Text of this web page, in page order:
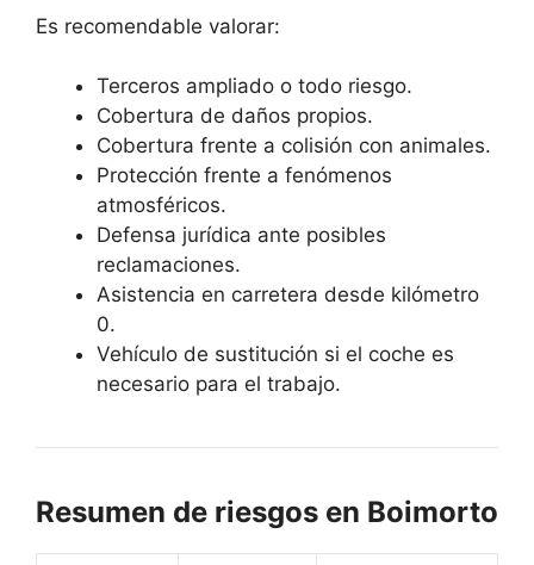
Es recomendable valorar:
Terceros ampliado o todo riesgo.
Cobertura de daños propios.
Cobertura frente a colisión con animales.
Protección frente a fenómenos
atmosféricos.
Defensa jurídica ante posibles
reclamaciones.
Asistencia en carretera desde kilómetro
0.
Vehículo de sustitución si el coche es
necesario para el trabajo.
Resumen de riesgos en Boimorto